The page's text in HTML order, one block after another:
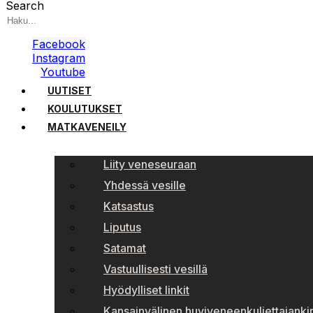
Search
Facebook
Instagram
Youtube
UUTISET
KOULUTUKSET
MATKAVENEILY
Liity veneseuraan
Yhdessä vesille
Katsastus
Liputus
Satamat
Vastuullisesti vesillä
Hyödylliset linkit